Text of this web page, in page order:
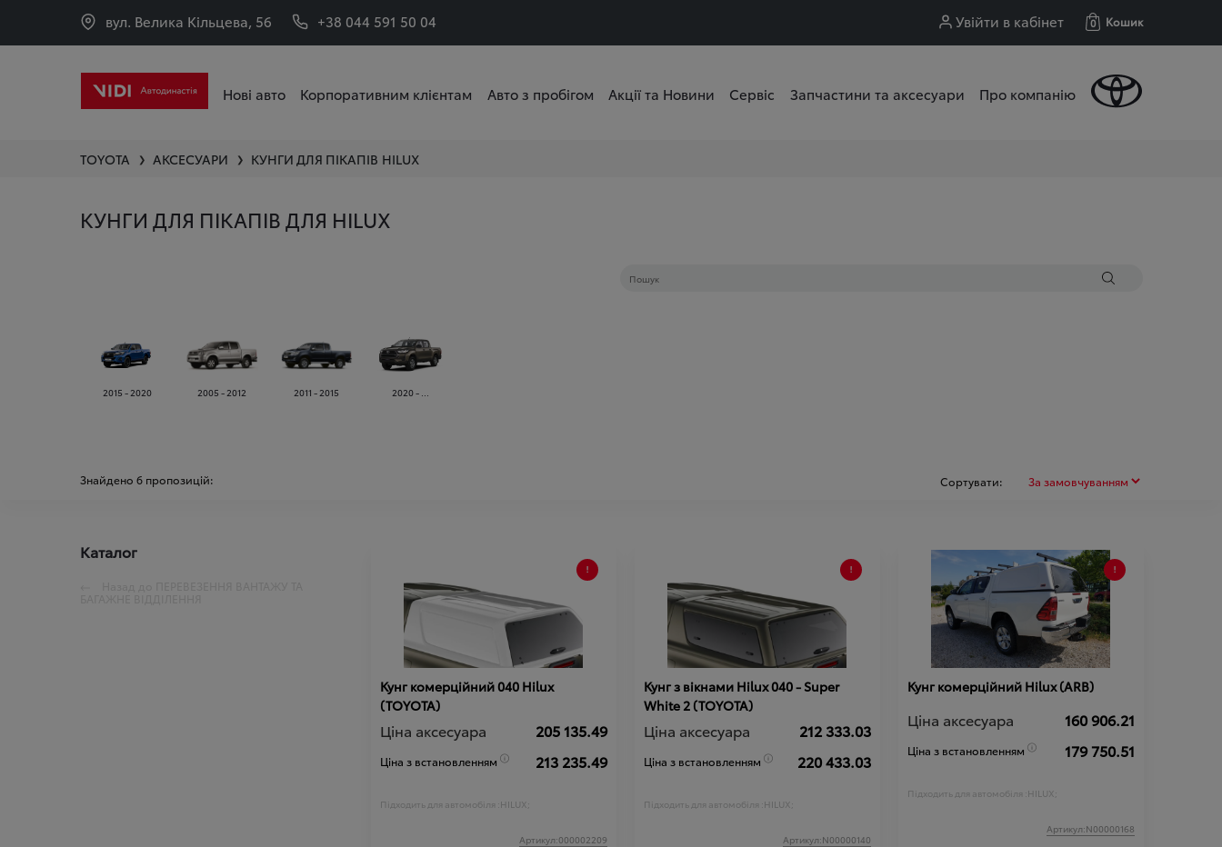
вул. Велика Кільцева, 56 +38 044 591 50 04 Увійти в кабінет 0 Кошик
Нові авто Корпоративним клієнтам Авто з пробігом Акції та Новини Сервіс Запчастини та аксесуари Про компанію
TOYOTA ❯ АКСЕСУАРИ ❯ КУНГИ ДЛЯ ПІКАПІВ HILUX
КУНГИ ДЛЯ ПІКАПІВ ДЛЯ HILUX
2015 - 2020 2005 - 2012 2011 - 2015 2020 - ...
Знайдено 6пропозицій: Сортувати:
Каталог
Кунг комерційний 040 Hilux
(TOYOTA)
Ціна аксесуара 205 135.49
Ціна з встановленням 213 235.49
Підходить для автомобіля :HILUX;
Артикул:000002209
Кунг з вікнами Hilux 040 - Super
White 2 (TOYOTA)
Ціна аксесуара 212 333.03
Ціна з встановленням 220 433.03
Підходить для автомобіля :HILUX;
Артикул:N00000140
Кунг комерційний Hilux (ARB)
Ціна аксесуара 160 906.21
Ціна з встановленням 179 750.51
Підходить для автомобіля :HILUX;
Артикул:N00000168